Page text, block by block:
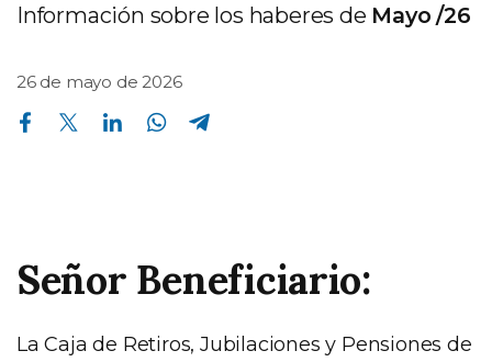
Información sobre los haberes de Mayo /26
26 de mayo de 2026
Compartir en Facebook Compartir en Twitter Compartir en Linkedin Compartir en Whatsapp
Señor Beneficiario:
La Caja de Retiros, Jubilaciones y Pensiones de